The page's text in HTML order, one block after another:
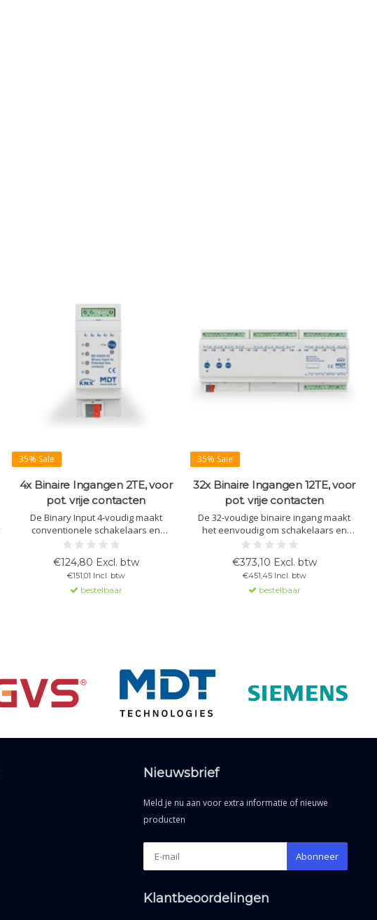
35% Sale
4x Binaire Ingangen 2TE, voor
pot. vrije contacten
De Binary Input 4-voudig maakt
conventionele schakelaars en
contacten "smart" voor KNX-systemen.
Ondersteunt meerdere DPTs, logische
modules en is ideaal voor het
bedienen van verlichting en jaloezieën
€124,80 Excl. btw
€151,01 Incl. btw
bestelbaar
35% Sale
32x Binaire Ingangen 12TE, voor
pot. vrije contacten
De 32-voudige binaire ingang maakt
het eenvoudig om schakelaars en
contacten aan te sluiten op een KNX-
systeem. Ondersteunt geavanceerde
functies zoals scèneregeling,
groepsbediening en meer. Geschikt
voor DIN-railmontage.
€373,10 Excl. btw
€451,45 Incl. btw
bestelbaar
Nieuwsbrief
Meld je nu aan voor extra informatie of nieuwe
producten
Abonneer
Klantbeoordelingen